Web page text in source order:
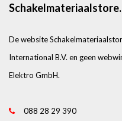
De website
International B.V. en geen
Elektro GmbH.
088 28 29 390